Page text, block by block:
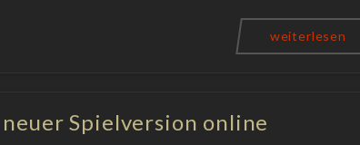
weiterlesen
Spielversion online